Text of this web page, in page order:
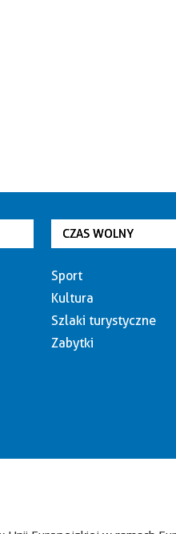
CZAS WOLNY
Sport
Kultura
Szlaki turystyczne
Zabytki